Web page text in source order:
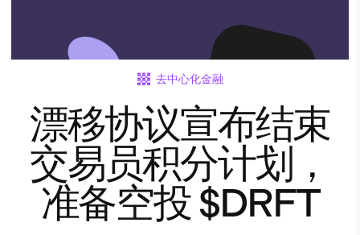
去中心化金融
漂移协议宣布结束
交易员积分计划，
准备空投 $DRFT